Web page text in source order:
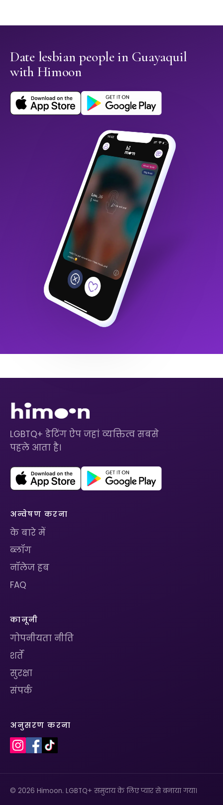
Date lesbian people in Guayaquil
with Himoon
LGBTQ+ डेटिंग ऐप जहां व्यक्तित्व सबसे
पहले आता है।
अन्वेषण करना
के बारे में
ब्लॉग
नॉलेज हब
FAQ
कानूनी
गोपनीयता नीति
शर्तें
सुरक्षा
संपर्क
अनुसरण करना
© 2026 Himoon. LGBTQ+ समुदाय के लिए प्यार से बनाया गया।